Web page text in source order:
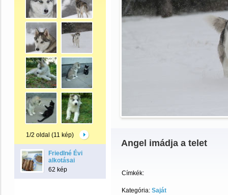
1/2 oldal (11 kép)
Friedlné Évi
alkotásai
62 kép
Angel imádja a telet
Címkék:
Kategória: Saját